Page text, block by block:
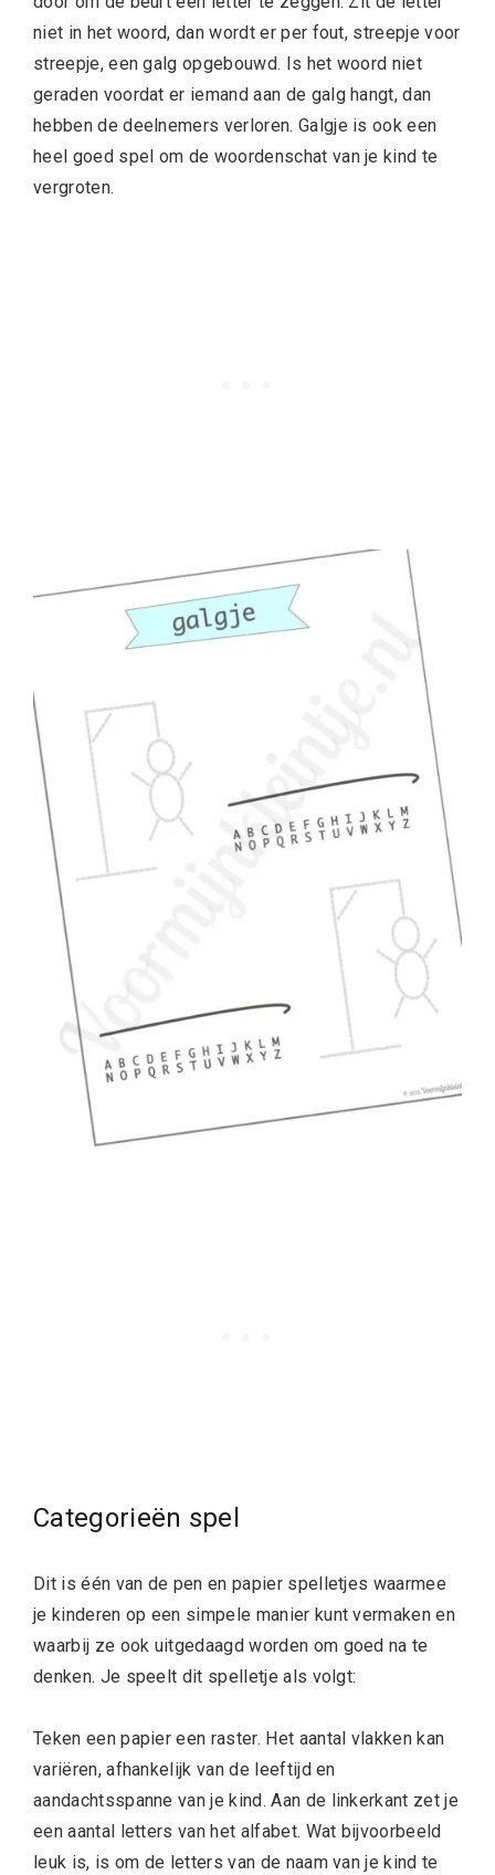
niet in het woord, dan wordt er per fout, streepje voor
streepje, een galg opgebouwd. Is het woord niet
geraden voordat er iemand aan de galg hangt, dan
hebben de deelnemers verloren. Galgje is ook een
heel goed spel om de woordenschat van je kind te
vergroten.
Categorieën spel
Dit is één van de pen en papier spelletjes waarmee
je kinderen op een simpele manier kunt vermaken en
waarbij ze ook uitgedaagd worden om goed na te
denken. Je speelt dit spelletje als volgt:
Teken een papier een raster. Het aantal vlakken kan
variëren, afhankelijk van de leeftijd en
aandachtsspanne van je kind. Aan de linkerkant zet je
een aantal letters van het alfabet. Wat bijvoorbeeld
leuk is, is om de letters van de naam van je kind te